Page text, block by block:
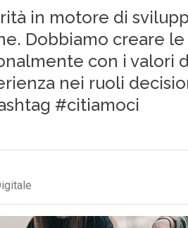
in motore di
Dobbiamo creare
con i valori
nei ruoli
#citiamoci